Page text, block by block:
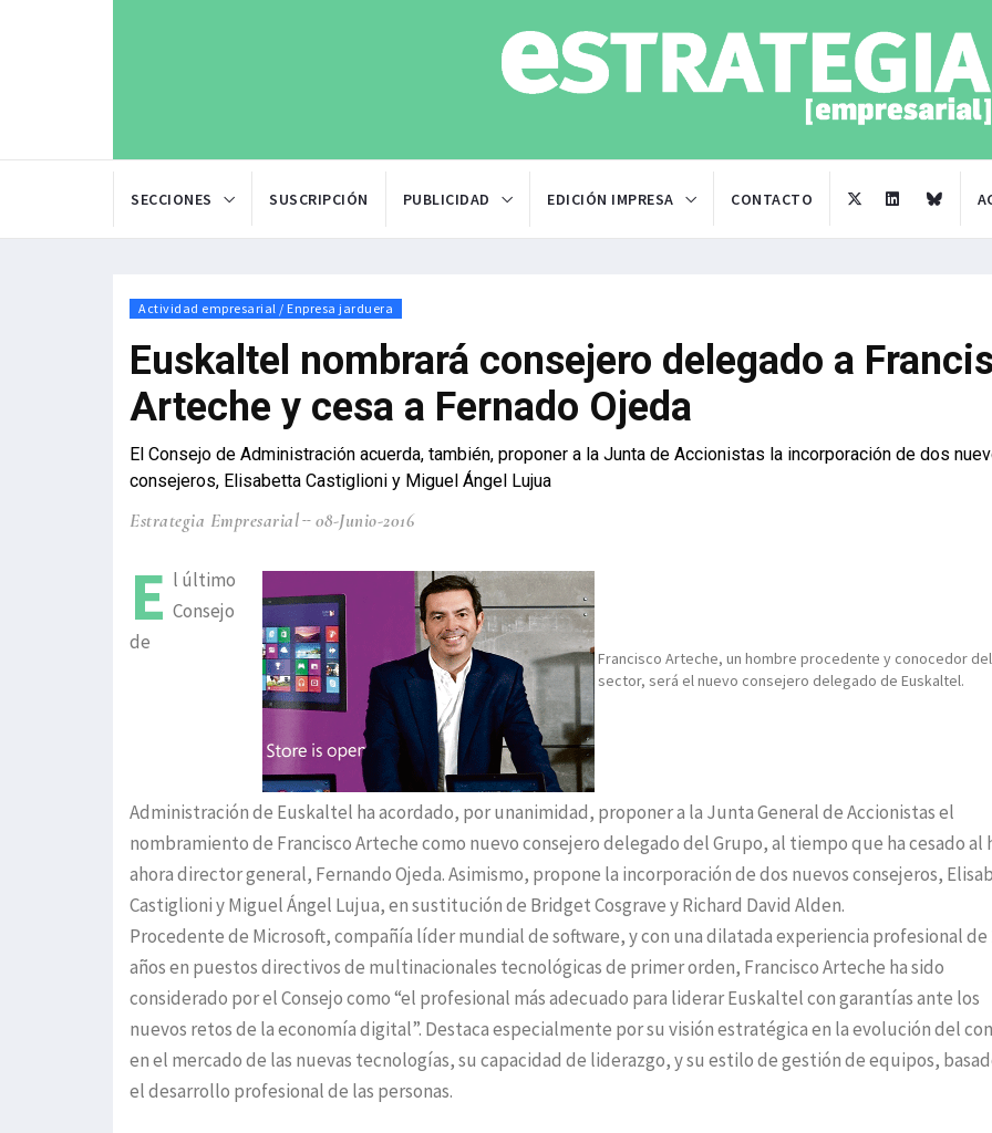
SECCIONES SUSCRIPCIÓN PUBLICIDAD EDICIÓN IMPRESA CONTACTO
Actividad empresarial / Enpresa jarduera
Euskaltel nombrará consejero delegado a
Arteche y cesa a Fernado Ojeda
El Consejo de Administración acuerda, también, proponer a la Junta de Accionistas la incorporación de dos
consejeros, Elisabetta Castiglioni y Miguel Ángel Lujua
Estrategia Empresarial 08-Junio-2016
Francisco Arteche, un hombre procedente y conocedor del
sector, será el nuevo consejero delegado de Euskaltel.
E l último
Consejo
de
Administración de Euskaltel ha acordado, por unanimidad, proponer a la Junta General de Accionistas el
nombramiento de Francisco Arteche como nuevo consejero delegado del Grupo, al tiempo que ha cesado al
ahora director general, Fernando Ojeda. Asimismo, propone la incorporación de dos nuevos consejeros,
Castiglioni y Miguel Ángel Lujua, en sustitución de Bridget Cosgrave y Richard David Alden.
Procedente de Microsoft, compañía líder mundial de software, y con una dilatada experiencia profesional de
años en puestos directivos de multinacionales tecnológicas de primer orden, Francisco Arteche ha sido
considerado por el Consejo como “el profesional más adecuado para liderar Euskaltel con garantías ante los
nuevos retos de la economía digital”. Destaca especialmente por su visión estratégica en la evolución del
en el mercado de las nuevas tecnologías, su capacidad de liderazgo, y su estilo de gestión de equipos,
el desarrollo profesional de las personas.